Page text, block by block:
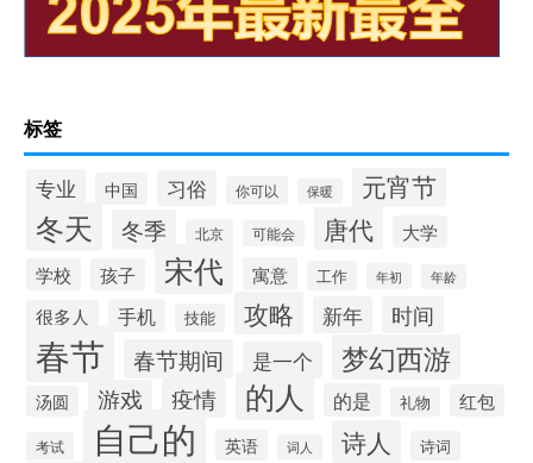
标签
专业 中国 习俗 你可以 保暖 元宵节
冬天 冬季 北京 可能会 唐代
大学
学校
孩子 宋代 寓意 工作 年初 年龄
很多人 手机 技能 攻略 新年 时间
春节 春节期间 是一个 梦幻西游
汤圆 游戏 疫情 的人 的是 礼物 红包
考试 自己的 英语 词人 诗人 诗词